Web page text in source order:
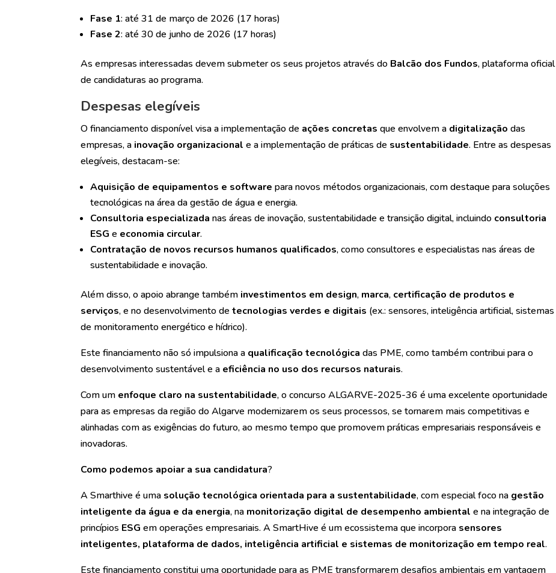
Fase 1: até 31 de março de 2026 (17 horas)
Fase 2: até 30 de junho de 2026 (17 horas)
As empresas interessadas devem submeter os seus projetos através do Balcão dos Fundos, plataforma oficial
de candidaturas ao programa.
Despesas elegíveis
O financiamento disponível visa a implementação de ações concretas que envolvem a digitalização das
empresas, a inovação organizacional e a implementação de práticas de sustentabilidade. Entre as despesas
elegíveis, destacam-se:
Aquisição de equipamentos e software para novos métodos organizacionais, com destaque para soluções
tecnológicas na área da gestão de água e energia.
Consultoria especializada nas áreas de inovação, sustentabilidade e transição digital, incluindo consultoria
ESG e economia circular.
Contratação de novos recursos humanos qualificados, como consultores e especialistas nas áreas de
sustentabilidade e inovação.
Além disso, o apoio abrange também investimentos em design, marca, certificação de produtos e
serviços, e no desenvolvimento detecnologias verdes e digitais (ex.: sensores, inteligência artificial, sistemas
de monitoramento energético e hídrico).
Este financiamento não só impulsiona a qualificação tecnológica das PME, como também contribui para o
desenvolvimento sustentável e a eficiência no uso dos recursos naturais.
Com um enfoque claro na sustentabilidade, o concurso ALGARVE-2025-36 é uma excelente oportunidade
para as empresas da região do Algarve modernizarem os seus processos, se tornarem mais competitivas e
alinhadas com as exigências do futuro, ao mesmo tempo que promovem práticas empresariais responsáveis e
inovadoras.
Como podemos apoiar a sua candidatura?
A Smarthive é uma solução tecnológica orientada para a sustentabilidade, com especial foco na gestão
inteligente da água e da energia, na monitorização digital de desempenho ambiental e na integração de
princípios ESG em operações empresariais. A SmartHive é um ecossistema que incorpora sensores
inteligentes, plataforma de dados, inteligência artificial e sistemas de monitorização em tempo real.
Este financiamento constitui uma oportunidade para as PME transformarem desafios ambientais em vantagem